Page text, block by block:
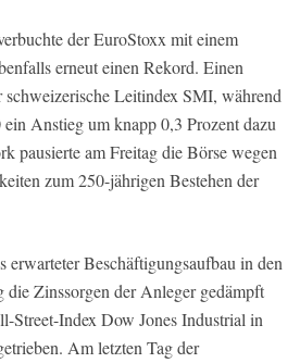
der EuroStoxx mit einem
erneut einen Rekord. Einen
schweizerische Leitindex SMI, während
Anstieg um knapp 0,3 Prozent dazu
pausierte am Freitag die Börse wegen
zum 250-jährigen Bestehen der
erwarteter Beschäftigungsaufbau in den
die Zinssorgen der Anleger gedämpft
Street-Index Dow Jones Industrial in
Am letzten Tag der